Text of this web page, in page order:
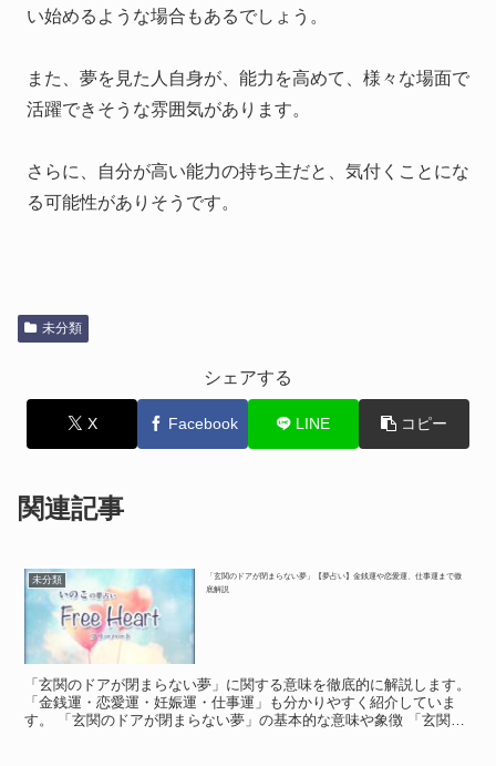
い始めるような場合もあるでしょう。
また、夢を見た人自身が、能力を高めて、様々な場面で
活躍できそうな雰囲気があります。
さらに、自分が高い能力の持ち主だと、気付くことにな
る可能性がありそうです。
未分類
シェアする
X Facebook LINE コピー
関連記事
未分類
「玄関のドアが閉まらない夢」【夢占い】金銭運や恋愛運、仕事運まで徹
底解説
「玄関のドアが閉まらない夢」に関する意味を徹底的に解説します。
「金銭運・恋愛運・妊娠運・仕事運」も分かりやすく紹介していま
す。 「玄関のドアが閉まらない夢」の基本的な意味や象徴 「玄関の